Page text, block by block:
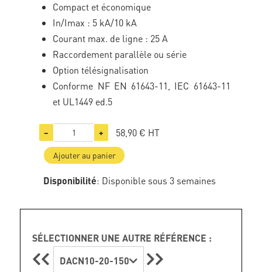
Compact et économique
In/Imax : 5 kA/10 kA
Courant max. de ligne : 25 A
Raccordement parallèle ou série
Option télésignalisation
Conforme NF EN 61643-11, IEC 61643-11
et UL1449 ed.5
− + 58,90 € HT
Ajouter au panier
Disponibilité: Disponible sous 3 semaines
SÉLECTIONNER UNE AUTRE RÉFÉRENCE :
DACN10-20-150